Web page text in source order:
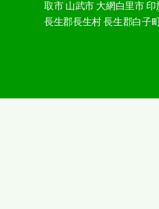
取市 山武市 大網白里市 印
長生郡長生村 長生郡白子